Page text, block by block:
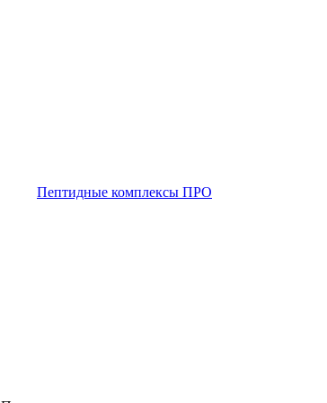
Пептидные комплексы ПРО